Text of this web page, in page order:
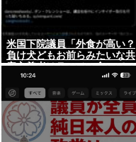
米国下院議員「外食が高い？
負け犬どもお前らみたいな共
産主義者はラーメン食って
ろ」→炎上